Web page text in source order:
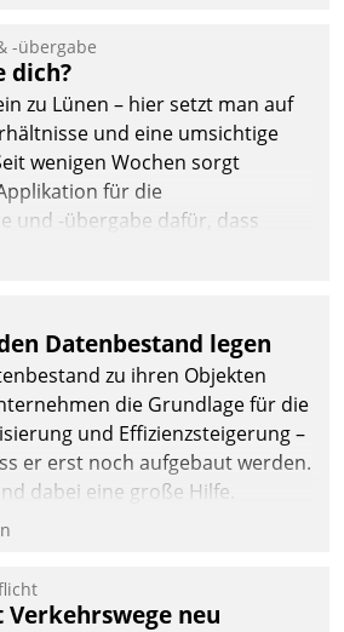
einen eigenen Kanal
-übergabe
dich?
zu Lünen – hier setzt man auf
und eine umsichtige
wenigen Wochen sorgt
für die
und -übergabe dafür, dass
kommen und, so es sein muss,
Datenbestand legen
zu ihren Objekten
die Grundlage für die
und Effizienzsteigerung –
er erst noch aufgebaut werden.
dabei eine große Hilfe.
neu